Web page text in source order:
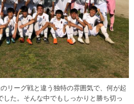
リーグ戦と違う独特の雰囲気で、何が起
した。そんな中でもしっかりと勝ち切っ